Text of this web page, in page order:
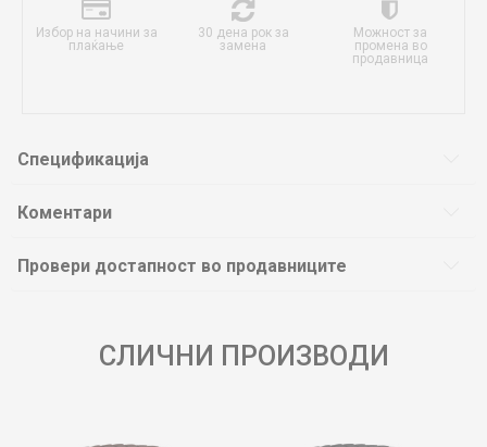
Избор на начини за
плаќање
30 дена рок за
замена
Можност за
промена во
продавница
Спецификација
Коментари
Провери достапност во продавниците
СЛИЧНИ ПРОИЗВОДИ